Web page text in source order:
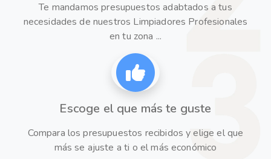
Te mandamos presupuestos adabtados a tus
necesidades de nuestros Limpiadores Profesionales
en tu zona ...
Escoge el que más te guste
Compara los presupuestos recibidos y elige el que
más se ajuste a ti o el más económico